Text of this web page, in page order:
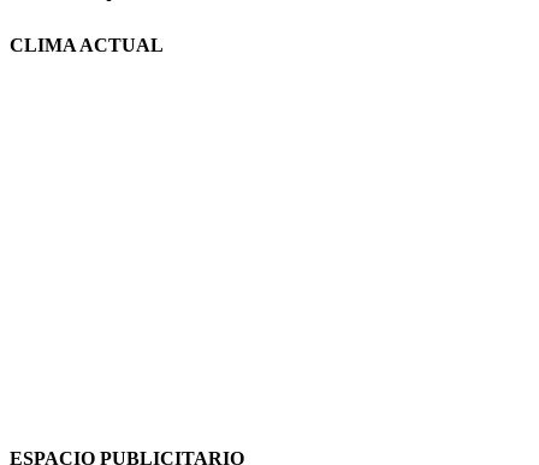
CLIMA ACTUAL
ESPACIO PUBLICITARIO